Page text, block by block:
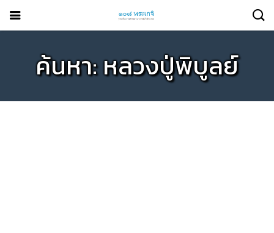
ค้นหา: หลวงปู่พิบูลย์